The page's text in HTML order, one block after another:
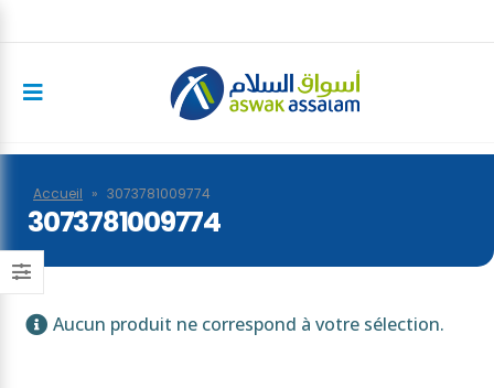
Accueil » 3073781009774
3073781009774
Aucun produit ne correspond à votre sélection.